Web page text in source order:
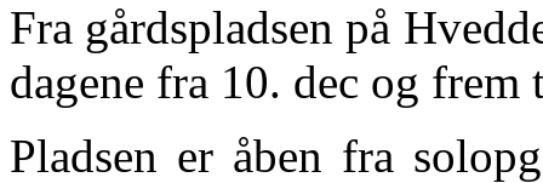
Fra gårdspladsen på
dagene fra 10. dec og
Pladsen er åben fra